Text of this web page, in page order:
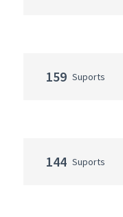
159 Suports
144 Suports